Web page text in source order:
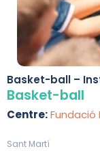
Basket-ball –
Basket-ball
Centre:Fundació
Sant Martí